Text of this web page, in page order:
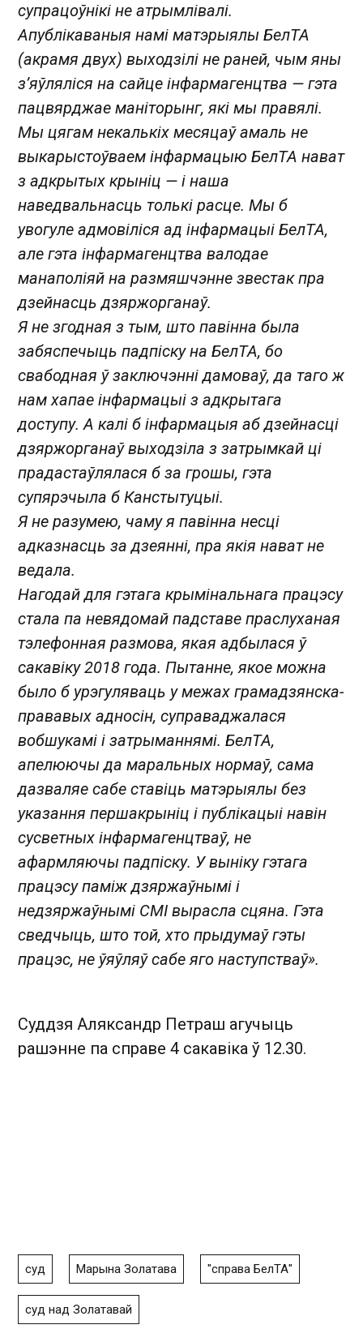
супрацоўнікі не атрымлівалі.
Апублікаваныя намі матэрыялы БелТА
(акрамя двух) выходзілі не раней, чым яны
з’яўляліся на сайце інфармагенцтва — гэта
пацвярджае маніторынг, які мы правялі.
Мы цягам некалькіх месяцаў амаль не
выкарыстоўваем інфармацыю БелТА нават
з адкрытых крыніц — і наша
наведвальнасць толькі расце. Мы б
увогуле адмовіліся ад інфармацыі БелТА,
але гэта інфармагенцтва валодае
манаполіяй на размяшчэнне звестак пра
дзейнасць дзяржорганаў.
Я не згодная з тым, што павінна была
забяспечыць падпіску на БелТА, бо
свабодная ў заключэнні дамоваў, да таго ж
нам хапае інфармацыі з адкрытага
доступу. А калі б інфармацыя аб дзейнасці
дзяржорганаў выходзіла з затрымкай ці
прадастаўлялася б за грошы, гэта
супярэчыла б Канстытуцыі.
Я не разумею, чаму я павінна несці
адказнасць за дзеянні, пра якія нават не
ведала.
Нагодай для гэтага крымінальнага працэсу
стала па невядомай падставе праслуханая
тэлефонная размова, якая адбылася ў
сакавіку 2018 года. Пытанне, якое можна
было б урэгуляваць у межах грамадзянска-
прававых адносін, суправаджалася
вобшукамі і затрыманнямі. БелТА,
апелюючы да маральных нормаў, сама
дазваляе сабе ставіць матэрыялы без
указання першакрыніц і публікацыі навін
сусветных інфармагенцтваў, не
афармляючы падпіску. У выніку гэтага
працэсу паміж дзяржаўнымі і
недзяржаўнымі СМІ вырасла сцяна. Гэта
сведчыць, што той, хто прыдумаў гэты
працэс, не ўяўляў сабе яго наступстваў».
Суддзя Аляксандр Петраш агучыць
рашэнне па справе 4 сакавіка ў 12.30.
суд Марына Золатава "справа БелТА"
суд над Золатавай